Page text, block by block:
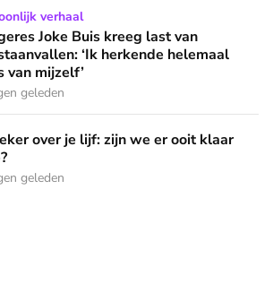
kreeg last van angstaanvallen: ‘Ik
verhaal
Joke Buis kreeg last van
‘Ik herkende helemaal
van mijzelf’
geleden
zijn we er ooit klaar mee?
over je lijf: zijn we er ooit klaar
geleden